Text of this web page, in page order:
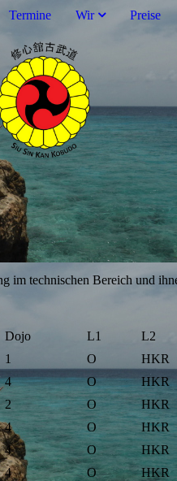
Termine Wir Preise
im technischen Bereich und
Dojo L1 L2
1 O HKR
4 O HKR
2 O HKR
4 O HKR
4 O HKR
4 O HKR